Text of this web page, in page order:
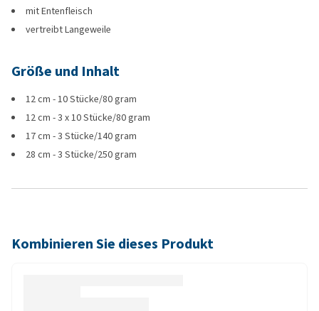
mit Entenfleisch
vertreibt Langeweile
Größe und Inhalt
12 cm - 10 Stücke/80 gram
12 cm - 3 x 10 Stücke/80 gram
17 cm - 3 Stücke/140 gram
28 cm - 3 Stücke/250 gram
Kombinieren Sie dieses Produkt